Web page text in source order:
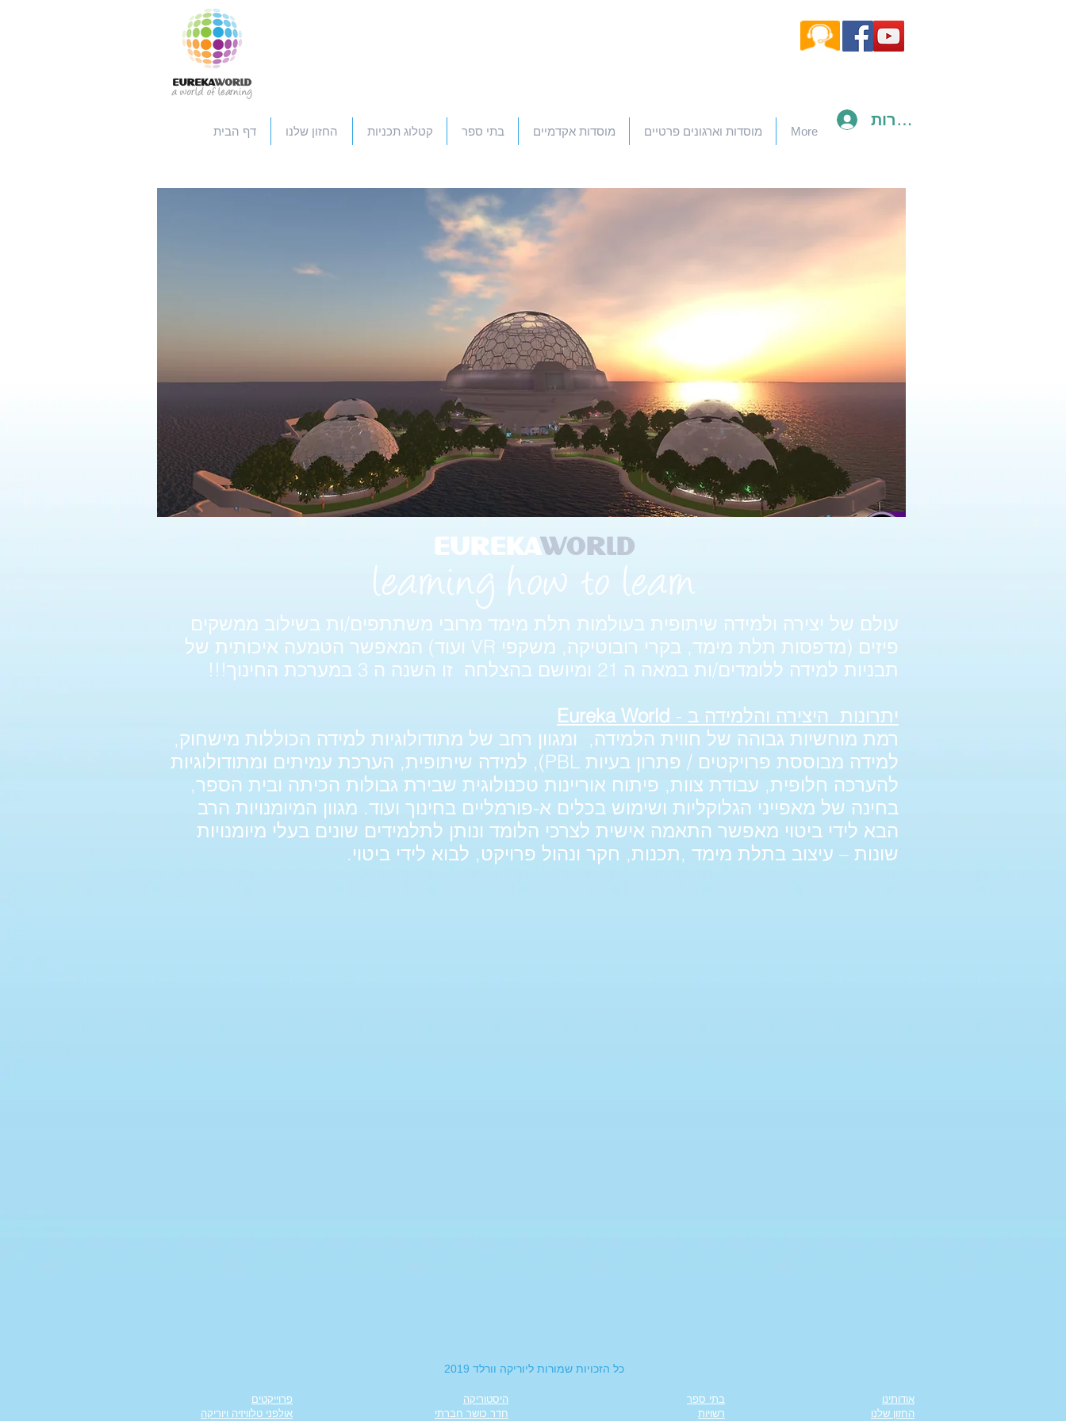
להתחברות
דף הבית החזון שלנו קטלוג תכניות בתי ספר מוסדות אקדמיים מוסדות וארגונים פרטיים More
EUREKAWORLD
learning how to learn
עולם של יצירה ולמידה שיתופית בעולמות תלת מימד מרובי משתתפים/ות בשילוב ממשקים
פיזים (מדפסות תלת מימד, בקרי רובוטיקה, משקפי VR ועוד) המאפשר הטמעה איכותית של
תבניות למידה ללומדים/ות במאה ה 21 ומיושם בהצלחה זו השנה ה 3 במערכת החינוך!!!
יתרונות היצירה והלמידה ב - Eureka World
רמת מוחשיות גבוהה של חווית הלמידה, ומגוון רחב של מתודולוגיות למידה הכוללות מישחוק,
למידה מבוססת פרויקטים / פתרון בעיות PBL), למידה שיתופית, הערכת עמיתים ומתודולוגיות
להערכה חלופית, עבודת צוות, פיתוח אוריינות טכנולוגית שבירת גבולות הכיתה ובית הספר,
בחינה של מאפייני הגלוקליות ושימוש בכלים א-פורמליים בחינוך ועוד. מגוון המיומנויות הרב
הבא לידי ביטוי מאפשר התאמה אישית לצרכי הלומד ונותן לתלמידים שונים בעלי מיומנויות
שונות – עיצוב בתלת מימד ,תכנות, חקר ונהול פרויקט, לבוא לידי ביטוי.
כל הזכויות שמורות ליוריקה וורלד 2019
פרוייקטים
אולפני טלוויזיה ויוריקה
היסטוריקה
חדר כושר חברתי
בתי ספר
רשויות
אודותינו
החזון שלנו